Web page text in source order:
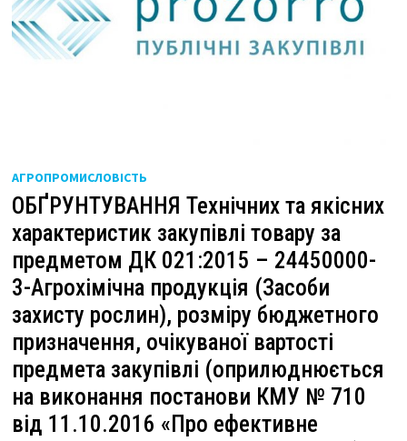
АГРОПРОМИСЛОВІСТЬ
ОБҐРУНТУВАННЯ Технічних та якісних
характеристик закупівлі товару за
предметом ДК 021:2015 – 24450000-
3-Агрохімічна продукція (Засоби
захисту рослин), розміру бюджетного
призначення, очікуваної вартості
предмета закупівлі (оприлюднюється
на виконання постанови КМУ № 710
від 11.10.2016 «Про ефективне